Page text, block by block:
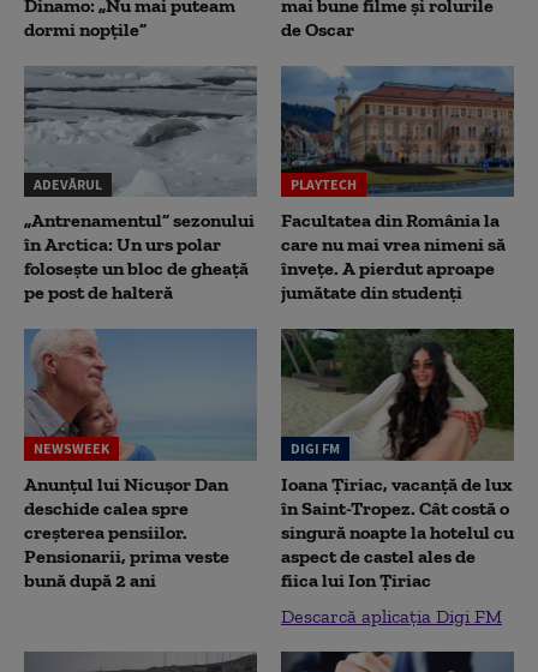
Dinamo: „Nu mai puteam
dormi nopțile”
mai bune filme și rolurile
de Oscar
ADEVĂRUL
„Antrenamentul” sezonului
în Arctica: Un urs polar
folosește un bloc de gheață
pe post de halteră
PLAYTECH
Facultatea din România la
care nu mai vrea nimeni să
înveţe. A pierdut aproape
jumătate din studenţi
NEWSWEEK
Anunțul lui Nicușor Dan
deschide calea spre
creșterea pensiilor.
Pensionarii, prima veste
bună după 2 ani
DIGI FM
Ioana Țiriac, vacanță de lux
în Saint-Tropez. Cât costă o
singură noapte la hotelul cu
aspect de castel ales de
fiica lui Ion Țiriac
Descarcă aplicația Digi FM